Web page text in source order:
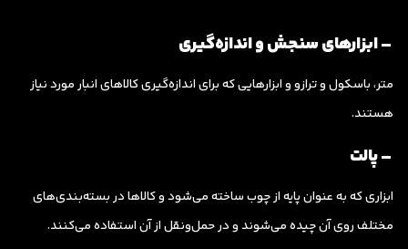
– ابزارهای سنجش و اندازه‌گیری
متر، باسکول و ترازو و ابزارهایی که برای اندازه‌گیری کالاهای انبار مورد نیاز
هستند.
– پالت
ابزاری که به عنوان پایه از چوب ساخته می‌شود و کالاها در بسته‌بندی‌های
مختلف روی آن چیده می‌شوند و در حمل‌ونقل از آن استفاده می‌کنند.